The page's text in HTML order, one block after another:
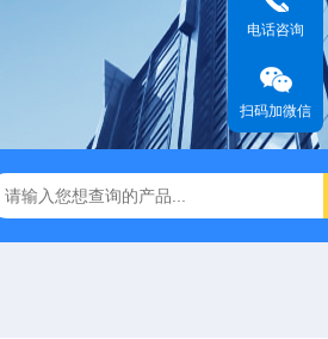
厌氧手套箱YQX-I半自动厌氧培养箱
电话咨询
扫码加微信